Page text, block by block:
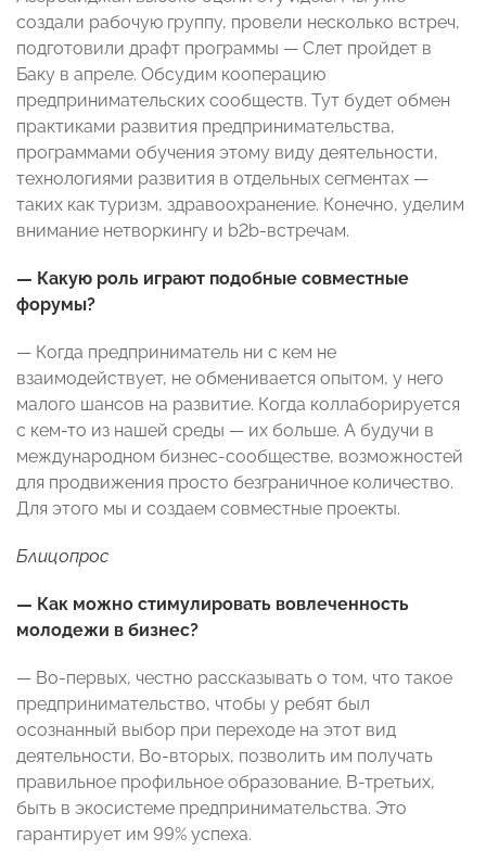
создали рабочую группу, провели несколько встреч,
подготовили драфт программы — Слет пройдет в
Баку в апреле. Обсудим кооперацию
предпринимательских сообществ. Тут будет обмен
практиками развития предпринимательства,
программами обучения этому виду деятельности,
технологиями развития в отдельных сегментах —
таких как туризм, здравоохранение. Конечно, уделим
внимание нетворкингу и b2b-встречам.
— Какую роль играют подобные совместные
форумы?
— Когда предприниматель ни с кем не
взаимодействует, не обменивается опытом, у него
малого шансов на развитие. Когда коллаборируется
с кем-то из нашей среды — их больше. А будучи в
международном бизнес-сообществе, возможностей
для продвижения просто безграничное количество.
Для этого мы и создаем совместные проекты.
Блицопрос
— Как можно стимулировать вовлеченность
молодежи в бизнес?
— Во-первых, честно рассказывать о том, что такое
предпринимательство, чтобы у ребят был
осознанный выбор при переходе на этот вид
деятельности. Во-вторых, позволить им получать
правильное профильное образование. В-третьих,
быть в экосистеме предпринимательства. Это
гарантирует им 99% успеха.